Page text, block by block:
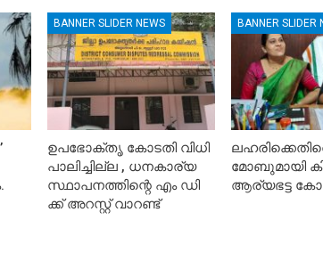
BANNER SLIDER NEWS
ഉപഭോക്തൃ കോടതി വിധി
പാലിച്ചില്ല , ധനകാര്യ
സ്ഥാപനത്തിന്റെ എം ഡി
ക്ക് അറസ്റ്റ് വാറണ്ട്
BANNER SLIDER
മോബുമായി
ആര്യഭട്ട